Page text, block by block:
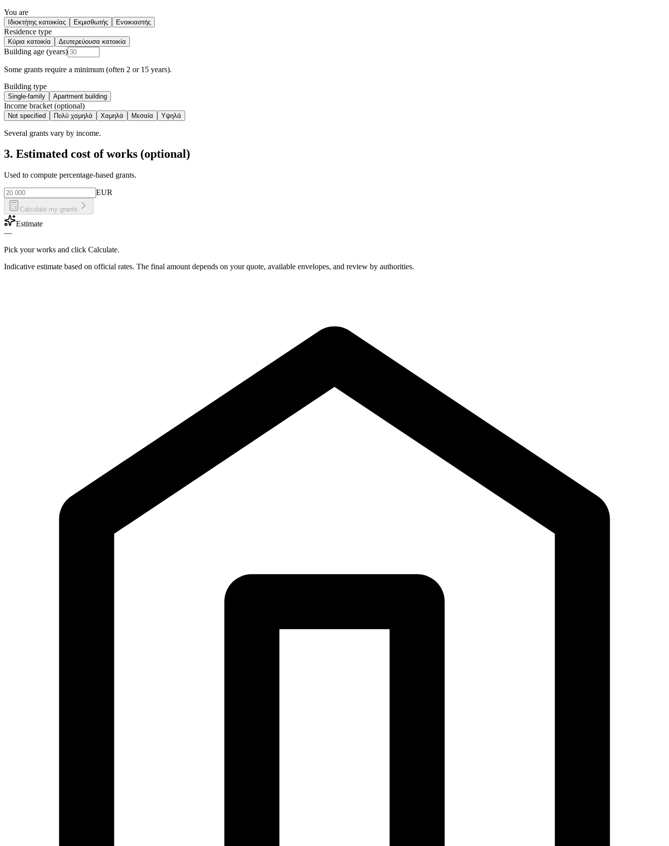
You are
Ιδιοκτήτης κατοικίας Εκμισθωτής Ενοικιαστής
Residence type
Κύρια κατοικία Δευτερεύουσα κατοικία
Building age (years)
Some grants require a minimum (often 2 or 15 years).
Building type
Single-family Apartment building
Income bracket (optional)
Not specified Πολύ χαμηλά Χαμηλά Μεσαία Υψηλά
Several grants vary by income.
3. Estimated cost of works (optional)
Used to compute percentage-based grants.
EUR
Calculate my grants
Estimate
—
Pick your works and click Calculate.
Indicative estimate based on official rates. The final amount depends on your quote, available envelopes, and review by authorities.